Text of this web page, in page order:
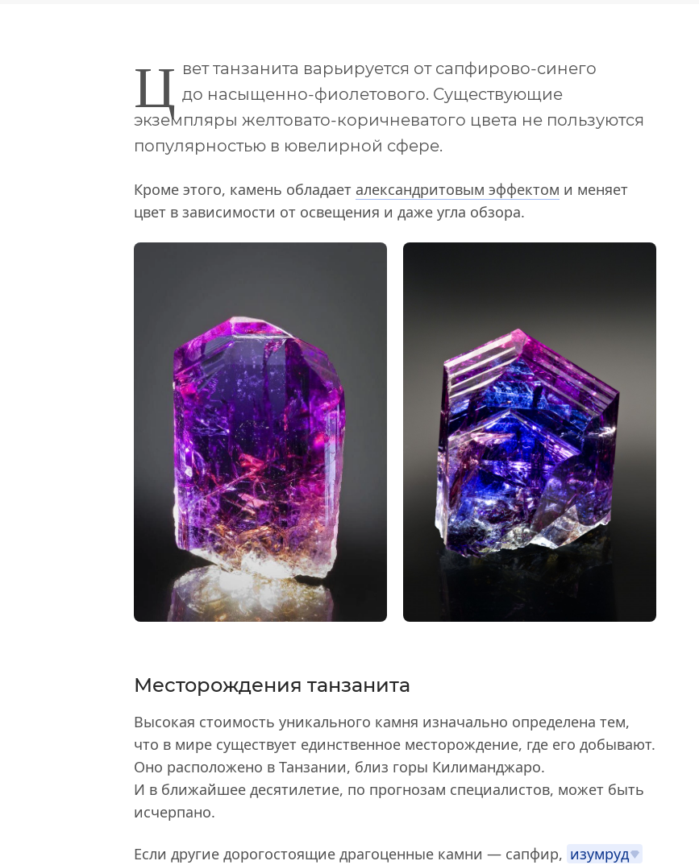
Ц вет танзанита варьируется от сапфирово-синего
до насыщенно-фиолетового. Существующие
экземпляры желтовато-коричневатого цвета не пользуются
популярностью в ювелирной сфере.
Кроме этого, камень обладает александритовым эффектом и меняет
цвет в зависимости от освещения и даже угла обзора.
Месторождения танзанита
Высокая стоимость уникального камня изначально определена тем,
что в мире существует единственное месторождение, где его добывают.
Оно расположено в Танзании, близ горы Килиманджаро.
И в ближайшее десятилетие, по прогнозам специалистов, может быть
исчерпано.
Если другие дорогостоящие драгоценные камни — сапфир, изумруд